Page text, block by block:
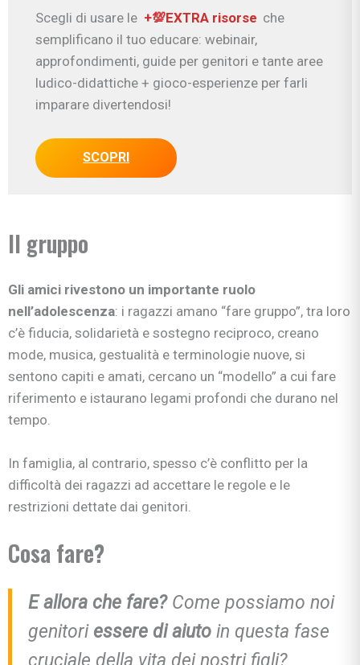
Scegli di usare le +💯EXTRA risorse che
semplificano il tuo educare: webinair,
approfondimenti, guide per genitori e tante aree
ludico-didattiche + gioco-esperienze per farli
imparare divertendosi!
SCOPRI
Il gruppo
Gli amici rivestono un importante ruolo
nell’adolescenza: i ragazzi amano “fare gruppo”, tra loro
c’è fiducia, solidarietà e sostegno reciproco, creano
mode, musica, gestualità e terminologie nuove, si
sentono capiti e amati, cercano un “modello” a cui fare
riferimento e istaurano legami profondi che durano nel
tempo.
In famiglia, al contrario, spesso c’è conflitto per la
difficoltà dei ragazzi ad accettare le regole e le
restrizioni dettate dai genitori.
Cosa fare?
E allora che fare? Come possiamo noi
genitori essere di aiuto in questa fase